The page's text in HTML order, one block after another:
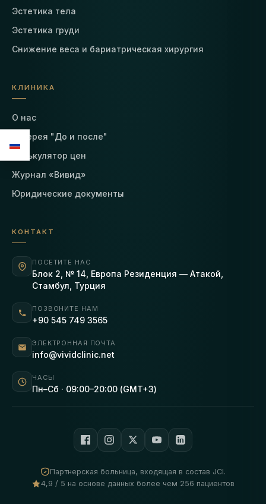
Эстетика тела
Эстетика груди
Снижение веса и бариатрическая хирургия
КЛИНИКА
О нас
Галерея "До и после"
Калькулятор цен
Журнал «Вивид»
Юридические документы
КОНТАКТ
ПОСЕТИТЕ НАС
Блок 2, № 14, Европа Резиденция — Атакой,
Стамбул, Турция
ПОЗВОНИТЕ НАМ
+90 545 749 3565
ЭЛЕКТРОННАЯ ПОЧТА
info@vividclinic.net
ЧАСЫ
Пн–Сб · 09:00–20:00 (GMT+3)
Партнерская больница, входящая в состав JCI.
4,9 / 5 на основе данных более чем 256 пациентов